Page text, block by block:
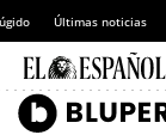
Últimas noticias